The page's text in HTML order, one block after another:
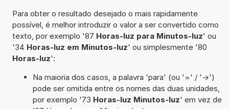
Para obter o resultado desejado o mais rapidamente
possível, é melhor introduzir o valor a ser convertido como
texto, por exemplo '87 Horas-luz para Minutos-luz' ou
'34 Horas-luz em Minutos-luz' ou simplesmente '80
Horas-luz':
Na maioria dos casos, a palavra 'para' (ou '=' / '->')
pode ser omitida entre os nomes das duas unidades,
por exemplo '73 Horas-luz Minutos-luz' em vez de